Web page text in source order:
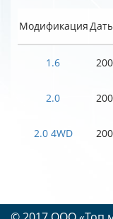
Модификация
1.6
2.0
2.0 4WD